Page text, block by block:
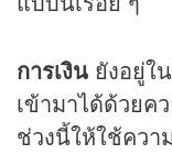
การเงิน ยังอยู่ใ
เข้ามาได้ด้วยค
ช่วงนี้ให้ใช้ควา